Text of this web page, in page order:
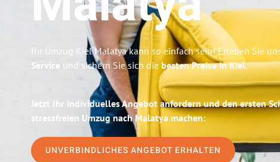
Ihr Umzug Kiel Malatya kann so einfach sein! Erleben Sie
Service und sichern Sie sich die besten Preise in Kiel.
Jetzt Ihr individuelles Angebot anfordern und den ersten
stressfreien Umzug nach Malatya machen:
UNVERBINDLICHES ANGEBOT ERHALTEN